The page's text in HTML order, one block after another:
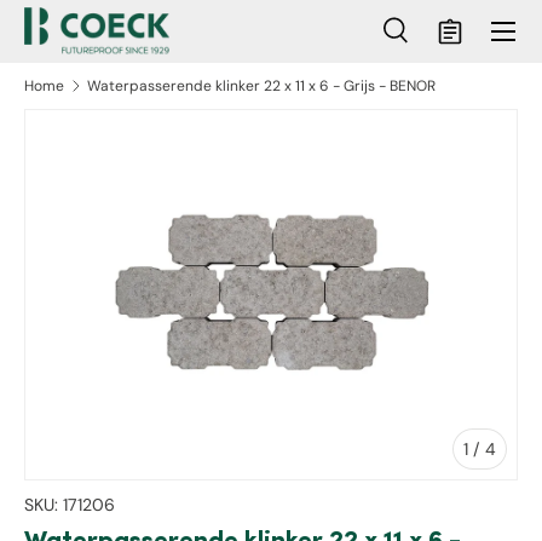
naar inhoud
Zoeken
ZoekenMandje
Menu
Home Waterpasserende klinker 22 x 11 x 6 - Grijs - BENOR
1 / van
4
SKU: 171206